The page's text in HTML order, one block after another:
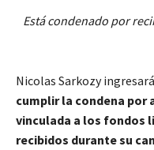
Está condenado por
Nicolas Sarkozy
cumplir la condena por
vinculada a los fondos
recibidos durante su